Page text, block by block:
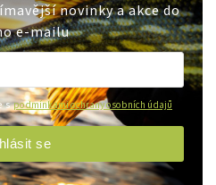
novinky a akce do
e-mailu
spodmínkami ochrany osobních údajů
se